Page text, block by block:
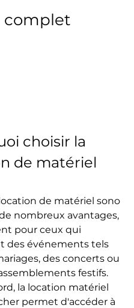
complet
choisir la
de matériel
de matériel sono
nombreux avantages,
pour ceux qui
des événements tels
des concerts ou
festifs.
la location matériel
permet d'accéder à